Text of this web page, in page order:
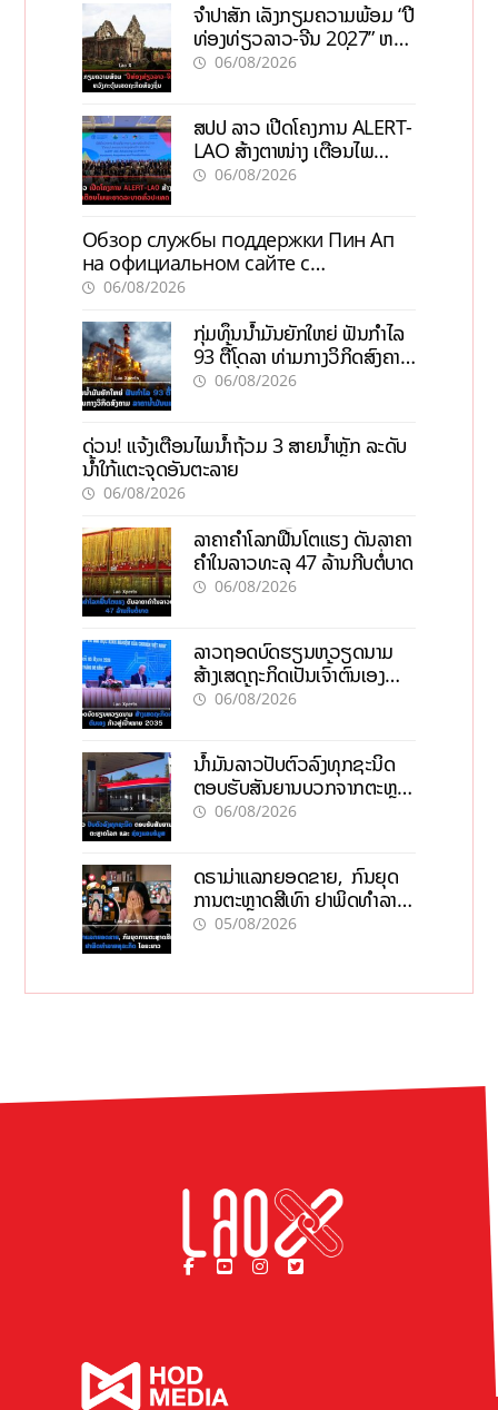
ຈຳປາສັກ ເລັ່ງກຽມຄວາມພ້ອມ “ປີ
ທ່ອງທ່ຽວລາວ-ຈີນ 2027” ຫວັງ
ກະຕຸ້ນເສດຖະກິດທ້ອງຖິ່ນ
06/08/2026
ສປປ ລາວ ເປີດໂຄງການ ALERT-
LAO ສ້າງຕາໜ່າງ ເຕືອນໄພ
ພະຍາດລະບາດທົ່ວປະເທດ
06/08/2026
Обзор службы поддержки Пин Ап
на официальном сайте с
актуальной информацией
06/08/2026
ກຸ່ມທຶນນ້ຳມັນຍັກໃຫຍ່ ຟັນກຳໄລ
93 ຕື້ໂດລາ ທ່າມກາງວິກິດສົງຄາມ
ລາຄານໍ້າມັນແພງ
06/08/2026
ດ່ວນ! ແຈ້ງເຕືອນໄພນໍ້າຖ້ວມ 3 ສາຍນໍ້າຫຼັກ ລະດັບ
ນໍ້າໃກ້ແຕະຈຸດອັນຕະລາຍ
06/08/2026
ລາຄາຄຳໂລກຟື້ນໂຕແຮງ ດັນລາຄາ
ຄຳໃນລາວທະລຸ 47 ລ້ານກີບຕໍ່ບາດ
06/08/2026
ລາວຖອດບົດຮຽນຫວຽດນາມ
ສ້າງເສດຖະກິດເປັນເຈົ້າຕົນເອງ
ກ້າວສູ່ເປົ້າໝາຍ 2035
06/08/2026
ນໍ້າມັນລາວປັບຕົວລົງທຸກຊະນິດ
ຕອບຮັບສັນຍານບວກຈາກຕະຫຼາດ
ໂລກ ແລະ ຊ່ອງແຄບຮໍມູສ
06/08/2026
ດຣາມ່າແລກຍອດຂາຍ, ກົນຍຸດ
ການຕະຫຼາດສີເທົາ ຢາພິດທຳລາຍ
ທຸລະກິດ ໄລຍະຍາວ
05/08/2026